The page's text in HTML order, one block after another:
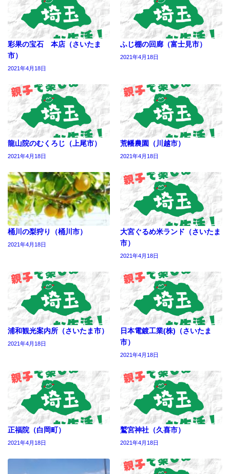
彩果の宝石 本店（さいたま
市）
2021年4月18日
ふじ棚の回廊（富士見市）
2021年4月18日
龍山院のむくろじ（上尾市）
2021年4月18日
荒幡農園（川越市）
2021年4月18日
桶川の梨狩り（桶川市）
2021年4月18日
大宮ぐるめ米ランド（さいたま
市）
2021年4月18日
浦和観光案内所（さいたま市）
2021年4月18日
日本電鍍工業(株)（さいたま
市）
2021年4月18日
正福院（白岡町）
2021年4月18日
鷲宮神社（久喜市）
2021年4月18日